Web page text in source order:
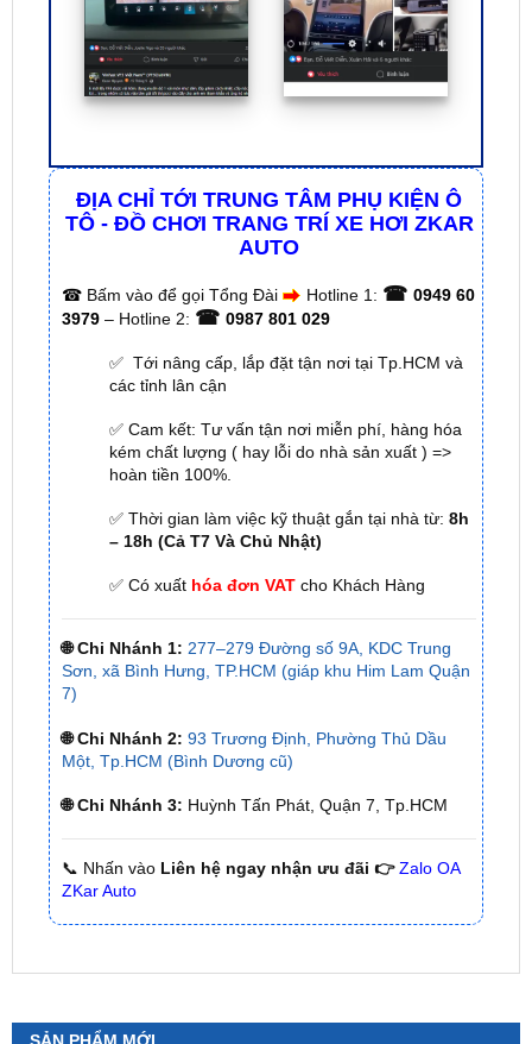
TÔ - ĐỒ CHƠI TRANG TRÍ XE HƠI ZKAR
☎Bấm vào để gọi Tổng Đài Hotline 1:☎ 0949 60
0987 801 029
✅ Tới nâng cấp, lắp đặt tận nơi tại Tp.HCM và
các tỉnh lân cận
✅ Cam kết: Tư vấn tận nơi miễn phí, hàng hóa
kém chất lượng ( hay lỗi do nhà sản xuất ) =>
✅ Thời gian làm việc kỹ thuật gắn tại nhà từ:8h
– 18h (Cả T7 Và Chủ Nhật)
✅ Có xuấthóa đơn VATcho Khách Hàng
🌐 Chi Nhánh 1: 277–279 Đường số 9A, KDC Trung
🌐 Chi Nhánh 2: 93 Trương Định, Phường Thủ Dầu
Một, Tp.HCM (Bình Dương cũ)
🌐 Chi Nhánh 3: Huỳnh Tấn Phát, Quận 7, Tp.HCM
📞 Nhấn vàoLiên hệ ngay nhận ưu đãi 👉 Zalo OA
SẢN PHẨM MỚI
Camera 360 Safeview S200